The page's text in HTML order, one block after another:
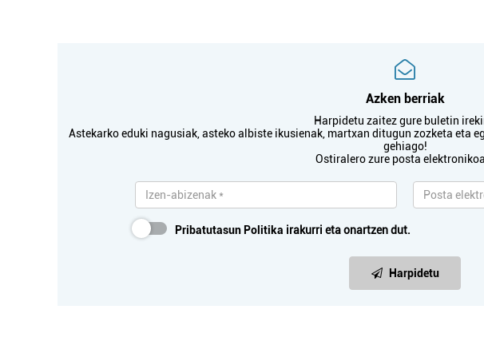
Azken berriak
Harpidetu zaitez gure buletin
Astekarko eduki nagusiak, asteko albiste ikusienak, martxan ditugun zozketa eta
gehiago!
Ostiralero zure posta
Pribatutasun Politika irakurri eta onartzen dut.
Harpidetu